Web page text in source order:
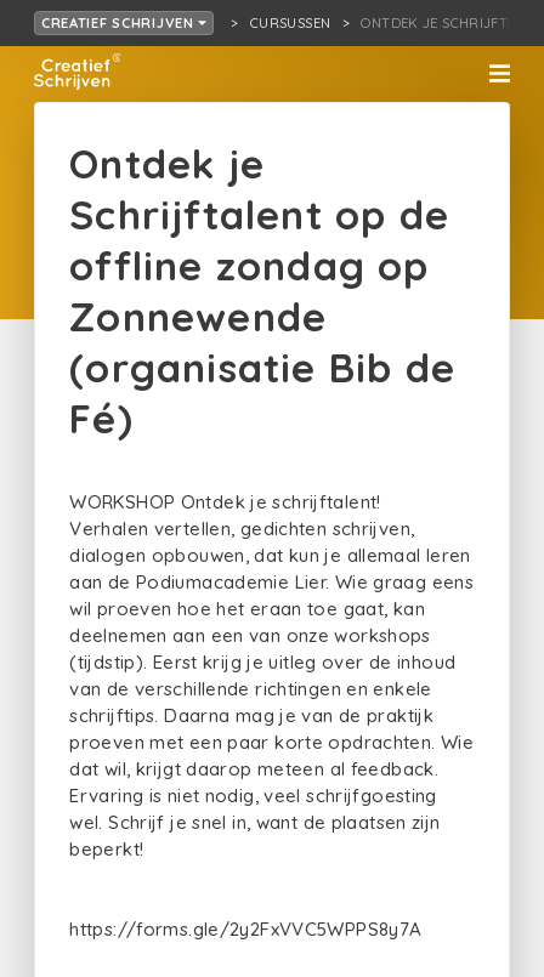
CREATIEF SCHRIJVEN CURSUSSEN ONTDEK JE
Ontdek je
Schrijftalent op de
offline zondag op
Zonnewende
(organisatie Bib de
Fé)
WORKSHOP Ontdek je schrijftalent!
Verhalen vertellen, gedichten schrijven,
dialogen opbouwen, dat kun je allemaal leren
aan de Podiumacademie Lier. Wie graag eens
wil proeven hoe het eraan toe gaat, kan
deelnemen aan een van onze workshops
(tijdstip). Eerst krijg je uitleg over de inhoud
van de verschillende richtingen en enkele
schrijftips. Daarna mag je van de praktijk
proeven met een paar korte opdrachten. Wie
dat wil, krijgt daarop meteen al feedback.
Ervaring is niet nodig, veel schrijfgoesting
wel. Schrijf je snel in, want de plaatsen zijn
beperkt!
https://forms.gle/2y2FxVVC5WPPS8y7A